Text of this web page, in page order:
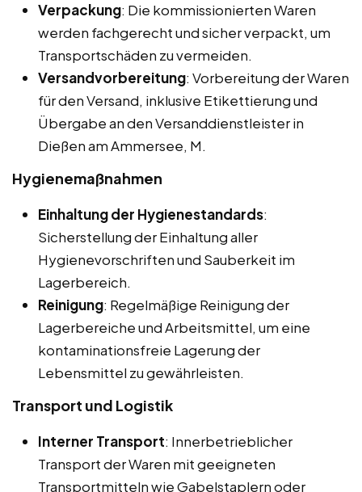
Verpackung: Die kommissionierten Waren
werden fachgerecht und sicher verpackt, um
Transportschäden zu vermeiden.
Versandvorbereitung: Vorbereitung der Waren
für den Versand, inklusive Etikettierung und
Übergabe an den Versanddienstleister in
Dießen am Ammersee, M.
Hygienemaßnahmen
Einhaltung der Hygienestandards:
Sicherstellung der Einhaltung aller
Hygienevorschriften und Sauberkeit im
Lagerbereich.
Reinigung: Regelmäßige Reinigung der
Lagerbereiche und Arbeitsmittel, um eine
kontaminationsfreie Lagerung der
Lebensmittel zu gewährleisten.
Transport und Logistik
Interner Transport: Innerbetrieblicher
Transport der Waren mit geeigneten
Transportmitteln wie Gabelstaplern oder